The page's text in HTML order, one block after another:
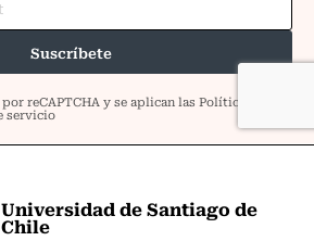
Universidad de Santiago de
Chile